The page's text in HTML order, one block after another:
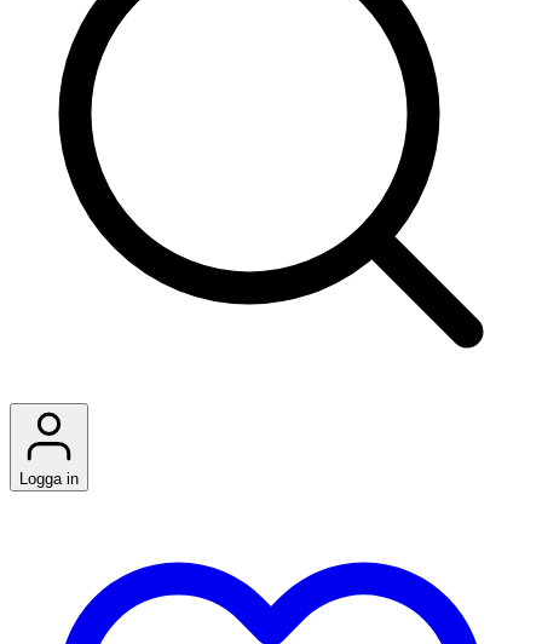
Logga in